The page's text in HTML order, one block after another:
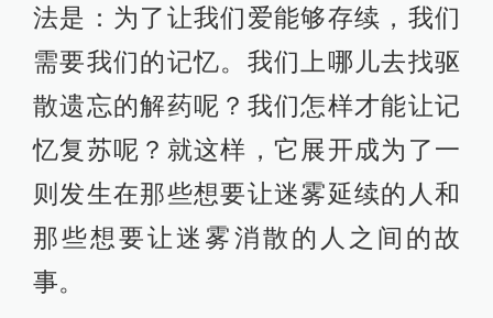
法是：为了让我们爱能够存续，我们
需要我们的记忆。我们上哪儿去找驱
散遗忘的解药呢？我们怎样才能让记
忆复苏呢？就这样，它展开成为了一
则发生在那些想要让迷雾延续的人和
那些想要让迷雾消散的人之间的故
事。